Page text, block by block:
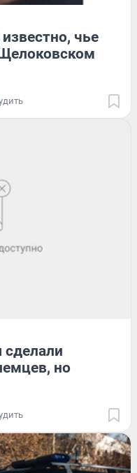
чье
сделали
но